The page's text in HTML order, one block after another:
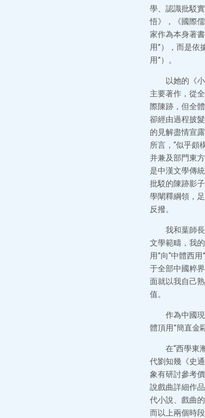
學、認識批駁
悟》，《國際
家作為本身著
用”），而是依
用”）。
以她的《
主要著作，從
際陳跡，但全
卻經由過程披
的見解盡情宣
所言，“似乎頗
并兼及部門東
是中漢文學傳
批駁的陳跡影
學闡釋綱領，
反撥。
我和葉師
文學範疇，我
用”向“中體西
于全部中國粹
面就以我自己
值。
作為中國
體頂用”簡直金
在“西學東
代劉知幾《史
象有研討參考
說戲曲詳細作
代小說、戲曲
而以上兩個時